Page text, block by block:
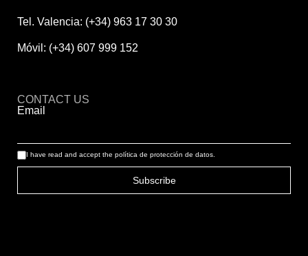
Tel. Valencia: (+34) 963 17 30 30
Móvil: (+34) 607 999 152
CONTACT US
Email
I have read and accept the política de protección de datos.
Subscribe